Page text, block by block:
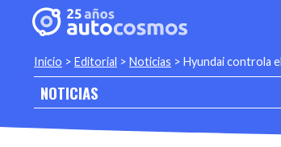
Inicio > Editorial > Noticias > Hyundai controla
NOTICIAS